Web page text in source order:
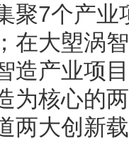
聚7个产
在大塱涡
造产业项
为核心的
两大创新